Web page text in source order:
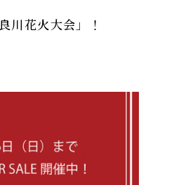
川花火大会」！